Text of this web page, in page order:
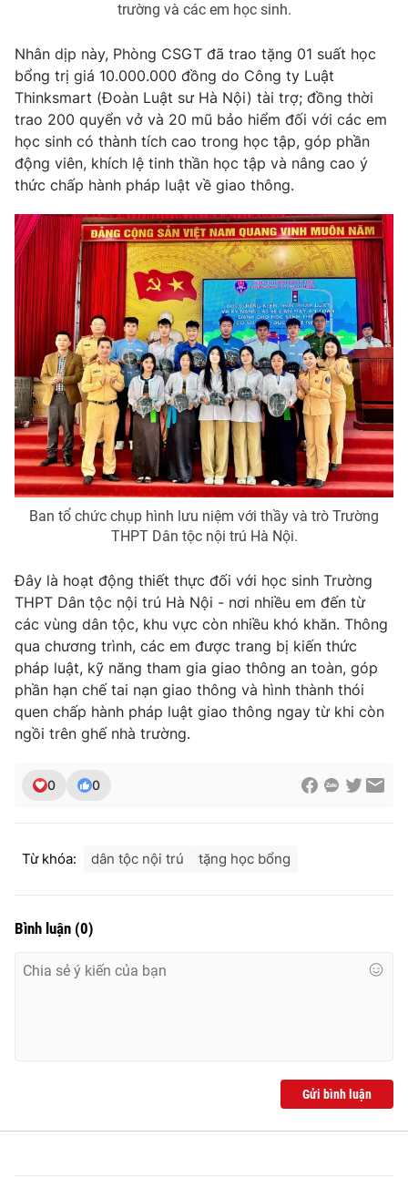
Ðiện thoại Thời báo VTV: 024.66 897 897
Liên hệ quảng cáo:024-7300.7108
® Cấm sao chép dưới mọi hình thức nếu không có sự chấp
thuận bằng văn bản. Ghi rõ nguồn VTV.vn khi phát hành lại
thông tin từ website này.
trường và các em học sinh.
Nhân dịp này, Phòng CSGT đã trao tặng 01 suất học
bổng trị giá 10.000.000 đồng do Công ty Luật
Thinksmart (Đoàn Luật sư Hà Nội) tài trợ; đồng thời
trao 200 quyển vở và 20 mũ bảo hiểm đối với các em
học sinh có thành tích cao trong học tập, góp phần
động viên, khích lệ tinh thần học tập và nâng cao ý
thức chấp hành pháp luật về giao thông.
Ban tổ chức chụp hình lưu niệm với thầy và trò Trường
THPT Dân tộc nội trú Hà Nội.
Đây là hoạt động thiết thực đối với học sinh Trường
THPT Dân tộc nội trú Hà Nội - nơi nhiều em đến từ
các vùng dân tộc, khu vực còn nhiều khó khăn. Thông
qua chương trình, các em được trang bị kiến thức
pháp luật, kỹ năng tham gia giao thông an toàn, góp
phần hạn chế tai nạn giao thông và hình thành thói
quen chấp hành pháp luật giao thông ngay từ khi còn
ngồi trên ghế nhà trường.
0 0
Từ khóa: dân tộc nội trú tặng học bổng
Bình luận (0)
Gửi bình luận